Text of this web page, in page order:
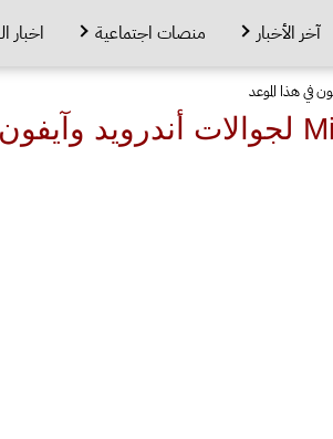
آخر الأخبار منصات اجتماعية اخبار